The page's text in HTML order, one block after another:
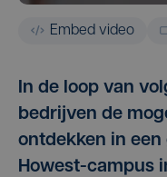
Embed video
In de loop van
bedrijven de
ontdekken in
Howest-campus